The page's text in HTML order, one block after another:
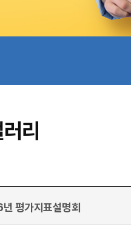
리
평가지표설명회